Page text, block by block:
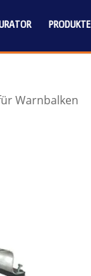
PRODUKTE
Warnbalken